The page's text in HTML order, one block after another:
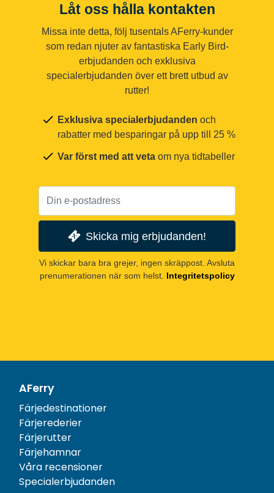
Låt oss hålla kontakten
Missa inte detta, följ tusentals AFerry-kunder
som redan njuter av fantastiska Early Bird-
erbjudanden och exklusiva
specialerbjudanden över ett brett utbud av
rutter!
Exklusiva specialerbjudanden och
rabatter med besparingar på upp till 25 %
Var först med att veta om nya tidtabeller
Skicka mig erbjudanden!
Vi skickar bara bra grejer, ingen skräppost. Avsluta
prenumerationen när som helst. Integritetspolicy
AFerry
Färjedestinationer
Färjerederier
Färjerutter
Färjehamnar
Våra recensioner
Specialerbjudanden